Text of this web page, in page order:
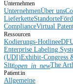
Unternehmen
UnternehmenÜber uns
LieferketteStandorte
ComplianceVirtual
Ressourcen
Kodierungs-Hotline
Enterprise Labeling
(UDI)Exhibit-Congress
Siteopen_in_newThe
Patient:in
Allgemeine